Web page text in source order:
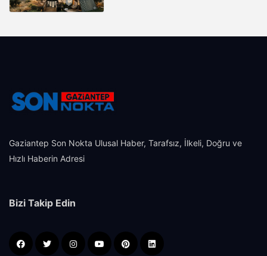
Gaziantep Son Nokta Ulusal Haber, Tarafsız, İlkeli, Doğru ve
Hızlı Haberin Adresi
Bizi Takip Edin